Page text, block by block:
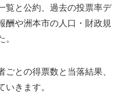
覧と公約、過去の投票率デ
酬や洲本市の人口・財政規
ごとの得票数と当落結果、
いきます。